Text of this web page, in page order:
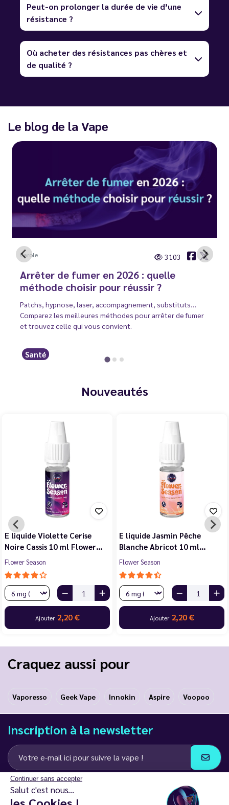
Continuer sans accepter
Salut c'est nous...
Peut-on prolonger la durée de vie d’une
résistance ?
Où acheter des résistances pas chères et
de qualité ?
Le blog de la Vape
Carole 3103
Arrêter de fumer en 2026 : quelle
méthode choisir pour réussir ?
Patchs, hypnose, laser, accompagnement, substituts…
Comparez les meilleures méthodes pour arrêter de fumer
et trouvez celle qui vous convient.
Santé
Nouveautés
E liquide Violette Cerise
Noire Cassis 10 ml Flower…
Flower Season
Ajouter 2,20 €
E liquide Jasmin Pêche
Blanche Abricot 10 ml…
Flower Season
Ajouter 2,20 €
Craquez aussi pour
Vaporesso Geek Vape Innokin Aspire Voopoo
Inscription à la newsletter
J’accepte de recevoir des communications e-mail et SMS de la part de
LD Groupe